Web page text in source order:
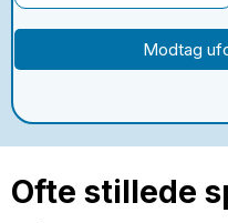
Modtag
Ofte stillede